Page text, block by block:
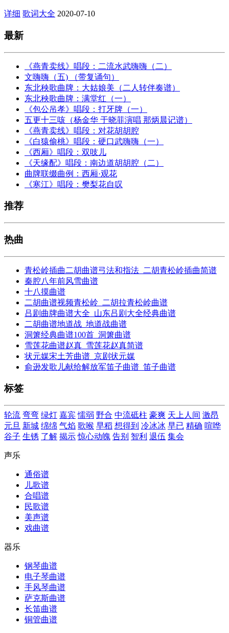
详细 歌词大全 2020-07-10
最新
《燕青卖线》唱段：二流水武嗨嗨（二）
文嗨嗨（五) （带复诵句）
东北秧歌曲牌：大姑娘美（二人转伴奏谱）
东北秧歌曲牌：满堂红（一）
《包公吊孝》唱段：打牙牌（一）
五更十三咳（杨金华 于晓菲演唱 那炳晨记谱）
《燕青卖线》唱段：对花胡胡腔
《白猿偷桃》唱段：硬口武嗨嗨（一）
《西厢》唱段：双吱儿
《天缘配》唱段：南边道胡胡腔（二）
曲牌联缀曲例：西厢·观花
《寒江》唱段：樊梨花自叹
推荐
热曲
青松岭插曲二胡曲谱弓法和指法_二胡青松岭插曲简谱
秦腔八年前风雪曲谱
十八摸曲谱
二胡曲谱视频青松岭_二胡拉青松岭曲谱
吕剧曲牌曲谱大全_山东吕剧大全经典曲谱
二胡曲谱地道战_地道战曲谱
洞箫经典曲谱100首_洞箫曲谱
雪莲花曲谱赵真_雪莲花赵真简谱
状元媒宋土芳曲谱_京剧状元媒
俞逊发歌儿献给解放军笛子曲谱_笛子曲谱
标签
轮流 弯弯 绿灯 嘉宾 懦弱 野合 中流砥柱 豪爽 天上人间 激昂
元旦 新城 绵绵 气焰 歌喉 早稻 想得到 冷冰冰 早已 精确 喧哗
谷子 生锈 了解 揭示 惊心动魄 告别 智利 退伍 集会
声乐
通俗谱
儿歌谱
合唱谱
民歌谱
美声谱
戏曲谱
器乐
钢琴曲谱
电子琴曲谱
手风琴曲谱
萨克斯曲谱
长笛曲谱
铜管曲谱